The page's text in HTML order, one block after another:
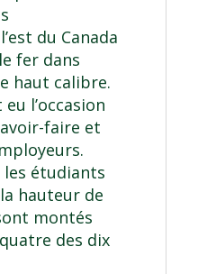
du Canada
fer dans
haut calibre.
l’occasion
faire et
les étudiants
hauteur de
montés
des dix